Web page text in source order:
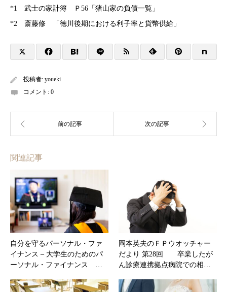
*1 武士の家計簿 Ｐ56「猪山家の負債一覧」
*2 斎藤修 「徳川後期における利子率と貨幣供給」
投稿者: youeki
コメント: 0
関連記事
自分を守るパーソナル・ファ
イナンス – 大学生のためのパ
ーソナル・ファイナンス …
岡本英夫のＦＰウオッチャー
だより 第28回 卒業したが
ん診療連携拠点病院での相…